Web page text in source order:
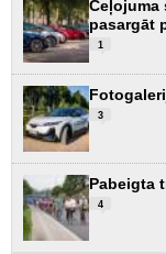
Ceļojuma
pasargāt
1
3
Pabeigta
4